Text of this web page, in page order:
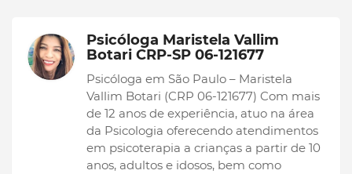
Psicóloga Maristela Vallim
Botari CRP-SP 06-121677
Psicóloga em São Paulo – Maristela
Vallim Botari (CRP 06-121677) Com mais
de 12 anos de experiência, atuo na área
da Psicologia oferecendo atendimentos
em psicoterapia a crianças a partir de 10
anos, adultos e idosos, bem como